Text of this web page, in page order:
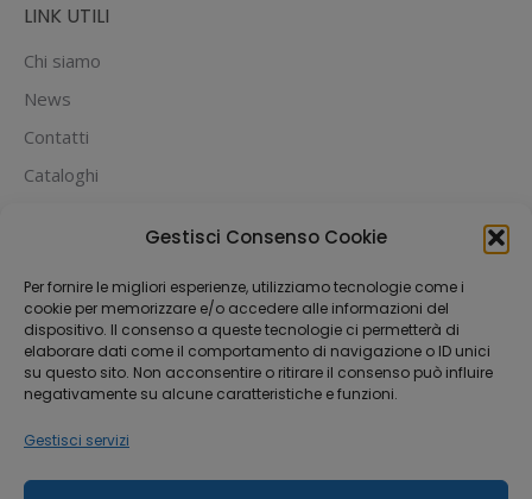
Gestisci Consenso Cookie
Per fornire le migliori esperienze, utilizziamo tecnologie come i
cookie per memorizzare e/o accedere alle informazioni del
dispositivo. Il consenso a queste tecnologie ci permetterà di
elaborare dati come il comportamento di navigazione o ID unici
su questo sito. Non acconsentire o ritirare il consenso può influire
negativamente su alcune caratteristiche e funzioni.
Gestisci servizi
LINK UTILI
Chi siamo
News
Contatti
Cataloghi
PUOI PAGARE CON: